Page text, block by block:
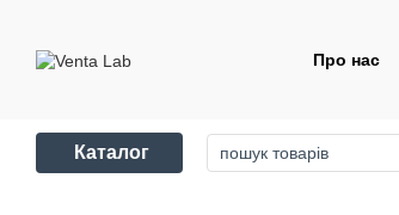
Про нас
Каталог